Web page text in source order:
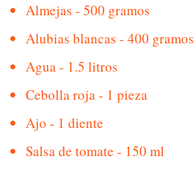
Almejas - 500 gramos
Alubias blancas - 400 gramos
Agua - 1.5 litros
Cebolla roja - 1 pieza
Ajo - 1 diente
Salsa de tomate - 150 ml